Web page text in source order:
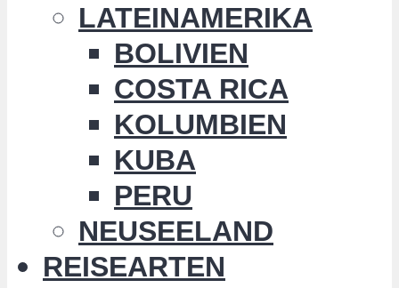
LATEINAMERIKA
BOLIVIEN
COSTA RICA
KOLUMBIEN
KUBA
PERU
NEUSEELAND
REISEARTEN